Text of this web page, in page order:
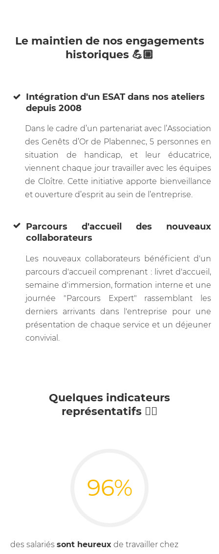
Le maintien de nos engagements
historiques 💪🏼
Intégration d'un ESAT dans nos ateliers
depuis 2008
Dans le cadre d’un partenariat avec l’Association
des Genêts d’Or de Plabennec, 5 personnes en
situation de handicap, et leur éducatrice,
viennent chaque jour travailler avec les équipes
de Cloître. Cette initiative apporte bienveillance
et ouverture d’esprit au sein de l’entreprise.
Parcours d'accueil des nouveaux
collaborateurs
Les nouveaux collaborateurs bénéficient d'un
parcours d'accueil comprenant : livret d'accueil,
semaine d'immersion, formation interne et une
journée "Parcours Expert" rassemblant les
derniers arrivants dans l'entreprise pour une
présentation de chaque service et un déjeuner
convivial.
Quelques indicateurs
représentatifs 👇🏼
96%
des salariés sont heureux de travailler chez